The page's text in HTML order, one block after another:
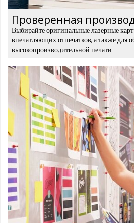
Проверенная
Выбирайте оригинальные лазерные
впечатляющих отпечатков, а также для
высокопроизводительной печати.